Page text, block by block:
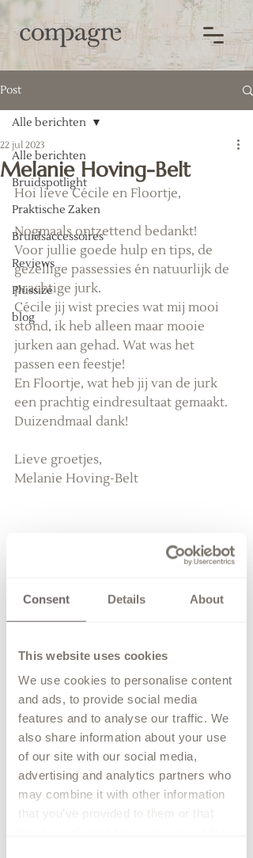
Consent Details About
This website uses cookies
We use cookies to personalise content
and ads, to provide social media
features and to analyse our traffic. We
also share information about your use
of our site with our social media,
advertising and analytics partners who
may combine it with other information
that you’ve provided to them or that
Post
Alle berichten
Bruidspotlight
Praktische Zaken
Bruidsaccessoires
Reviews
Plussize
blog
Alle berichten
Melanie Hoving-Belt
22 jul 2023
Hoi lieve Cécile en Floortje,
Nogmaals ontzettend bedankt!
Voor jullie goede hulp en tips, de
gezellige passessies én natuurlijk de
prachtige jurk.
Cécile jij wist precies wat mij mooi
stond, ik heb alleen maar mooie
jurken aan gehad. Wat was het
passen een feestje!
En Floortje, wat heb jij van de jurk
een prachtig eindresultaat gemaakt.
Duizendmaal dank!
Lieve groetjes,
Melanie Hoving-Belt